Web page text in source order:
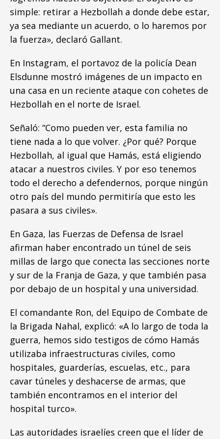
simple: retirar a Hezbollah a donde debe estar,
ya sea mediante un acuerdo, o lo haremos por
la fuerza», declaró Gallant.
En Instagram, el portavoz de la policía Dean
Elsdunne mostró imágenes de un impacto en
una casa en un reciente ataque con cohetes de
Hezbollah en el norte de Israel.
Señaló: “Como pueden ver, esta familia no
tiene nada a lo que volver. ¿Por qué? Porque
Hezbollah, al igual que Hamás, está eligiendo
atacar a nuestros civiles. Y por eso tenemos
todo el derecho a defendernos, porque ningún
otro país del mundo permitiría que esto les
pasara a sus civiles».
En Gaza, las Fuerzas de Defensa de Israel
afirman haber encontrado un túnel de seis
millas de largo que conecta las secciones norte
y sur de la Franja de Gaza, y que también pasa
por debajo de un hospital y una universidad.
El comandante Ron, del Equipo de Combate de
la Brigada Nahal, explicó: «A lo largo de toda la
guerra, hemos sido testigos de cómo Hamás
utilizaba infraestructuras civiles, como
hospitales, guarderías, escuelas, etc., para
cavar túneles y deshacerse de armas, que
también encontramos en el interior del
hospital turco».
Las autoridades israelíes creen que el líder de